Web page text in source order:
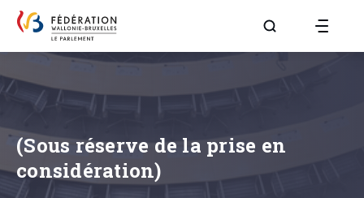
Aller à la page
(Sous réserve de la prise en
considération)